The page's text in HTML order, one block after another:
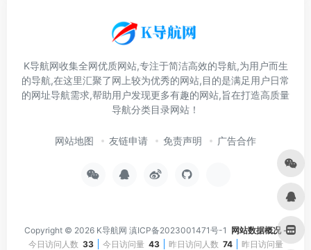
K导航网收集全网优质网站,专注于简洁高效的导航,为用户而生
的导航,在这里汇聚了网上较为优秀的网站,目的是满足用户日常
的网址导航需求,帮助用户发现更多有趣的网站,旨在打造高质量
导航分类目录网站！
网站地图 友链申请 免责声明 广告合作
Copyright © 2026 K导航网 滇ICP备2023001471号-1 网站数据概况 -
今日访问人数 33 今日访问量 43 昨日访问人数 74 昨日访问量